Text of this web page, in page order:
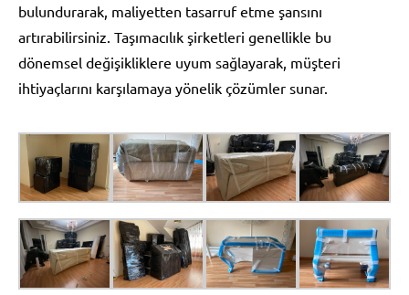
bulundurarak, maliyetten tasarruf etme şansını
artırabilirsiniz. Taşımacılık şirketleri genellikle bu
dönemsel değişikliklere uyum sağlayarak, müşteri
ihtiyaçlarını karşılamaya yönelik çözümler sunar.